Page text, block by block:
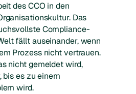
des CCO in den
Das
Compliance-
fällt auseinander, wenn
Prozess nicht vertrauen.
nicht gemeldet wird,
bis es zu einem
wird.